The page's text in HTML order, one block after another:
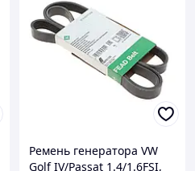
Ремень генератора VW
Golf IV/Passat 1.4/1.6FSI,